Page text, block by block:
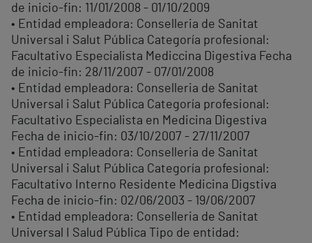
de inicio-fin: 11/01/2008 - 01/10/2009
• Entidad empleadora: Conselleria de Sanitat
Universal i Salut Pública Categoría profesional:
Facultativo Especialista Mediccina Digestiva Fecha
de inicio-fin: 28/11/2007 - 07/01/2008
• Entidad empleadora: Conselleria de Sanitat
Universal i Salut Pública Categoría profesional:
Facultativo Especialista en Medicina Digestiva
Fecha de inicio-fin: 03/10/2007 - 27/11/2007
• Entidad empleadora: Conselleria de Sanitat
Universal i Salut Pública Categoría profesional:
Facultativo Interno Residente Medicina Digstiva
Fecha de inicio-fin: 02/06/2003 - 19/06/2007
• Entidad empleadora: Conselleria de Sanitat
Universal I Salud Pública Tipo de entidad: